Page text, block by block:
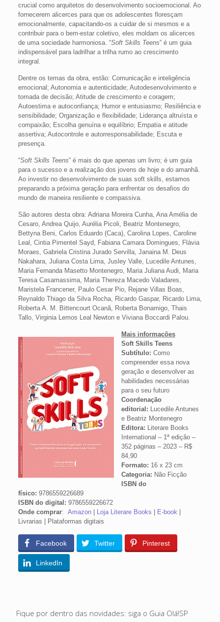
crucial como arquitetos do desenvolvimento socioemocional. Ao
fornecerem alicerces para que os adolescentes floresçam
emocionalmente, capacitando-os a cuidar de si mesmos e a
contribuir para o bem-estar coletivo, eles moldam os alicerces
de uma sociedade harmoniosa. “Soft Skills Teens” é um guia
indispensável para ladrilhar a trilha rumo ao crescimento
integral.
Dentre os temas da obra, estão: Comunicação e inteligência
emocional; Autonomia e autenticidade; Autodesenvolvimento e
tomada de decisão; Atitude de crescimento e coragem;
Autoestima e autoconfiança; Humor e entusiasmo; Resiliência e
sensibilidade; Organização e flexibilidade; Liderança altruísta e
compaixão; Escolha genuína e equilíbrio; Empatia e atitude
assertiva; Autocontrole e autorresponsabilidade; Escuta e
presença.
“Soft Skills Teens” é mais do que apenas um livro; é um guia
para o sucesso e a realização dos jovens de hoje e do amanhã.
Ao investir no desenvolvimento de suas soft skills, estamos
preparando a próxima geração para enfrentar os desafios do
mundo de maneira resiliente e compassiva.
São autores desta obra: Adriana Moreira Cunha, Ana Amélia de
Cesaro, Andrea Quijo, Aurélia Picoli, Beatriz Montenegro,
Bettyna Beni, Carlos Eduardo (Caca), Carolina Lopes, Caroline
Leal, Cintia Pimentel Sayd, Fabiana Camara Domingues, Flávia
Moraes, Gabriela Cristina Jurado Servilla, Janaina M. Deus
Nakahara, Juliana Costa Lima, Jusley Valle, Lucedile Antunes,
Maria Fernanda Masetto Montenegro, Maria Juliana Audi, Maria
Teresa Casamassima, Maria Thereza Macedo Valadares,
Maristela Francener, Paulo Cesar Pio, Rejane Villas Boas,
Reynaldo Thiago da Silva Rocha, Ricardo Gaspar, Ricardo Lima,
Roberta A. M. Bittencourt Ocanã, Roberta Bonamigo, Thais
Tallo, Virginia Lemos Leal Newton e Viviana Boccardi Palou.
Mais informações
Soft Skills Teens
Subtítulo: Como
compreender essa nova
geração e desenvolver as
habilidades necessárias
para o seu futuro
Coordenação
editorial: Lucedile Antunes
e Beatriz Montenegro
Editora: Literare Books
International – 1ª edição –
352 páginas – 2023 – R$
84,90
Formato: 16 x 23 cm
Categoria: Não Ficção
ISBN do
físico: 9786559226689
ISBN do digital: 9786559226672
Onde comprar: Amazon| Loja Literare Books | E-book |
Livrarias | Plataformas digitais
Facebook Twitter Pinterest
LinkedIn
Fique por dentro das novidades: siga o Guia Olá!SP